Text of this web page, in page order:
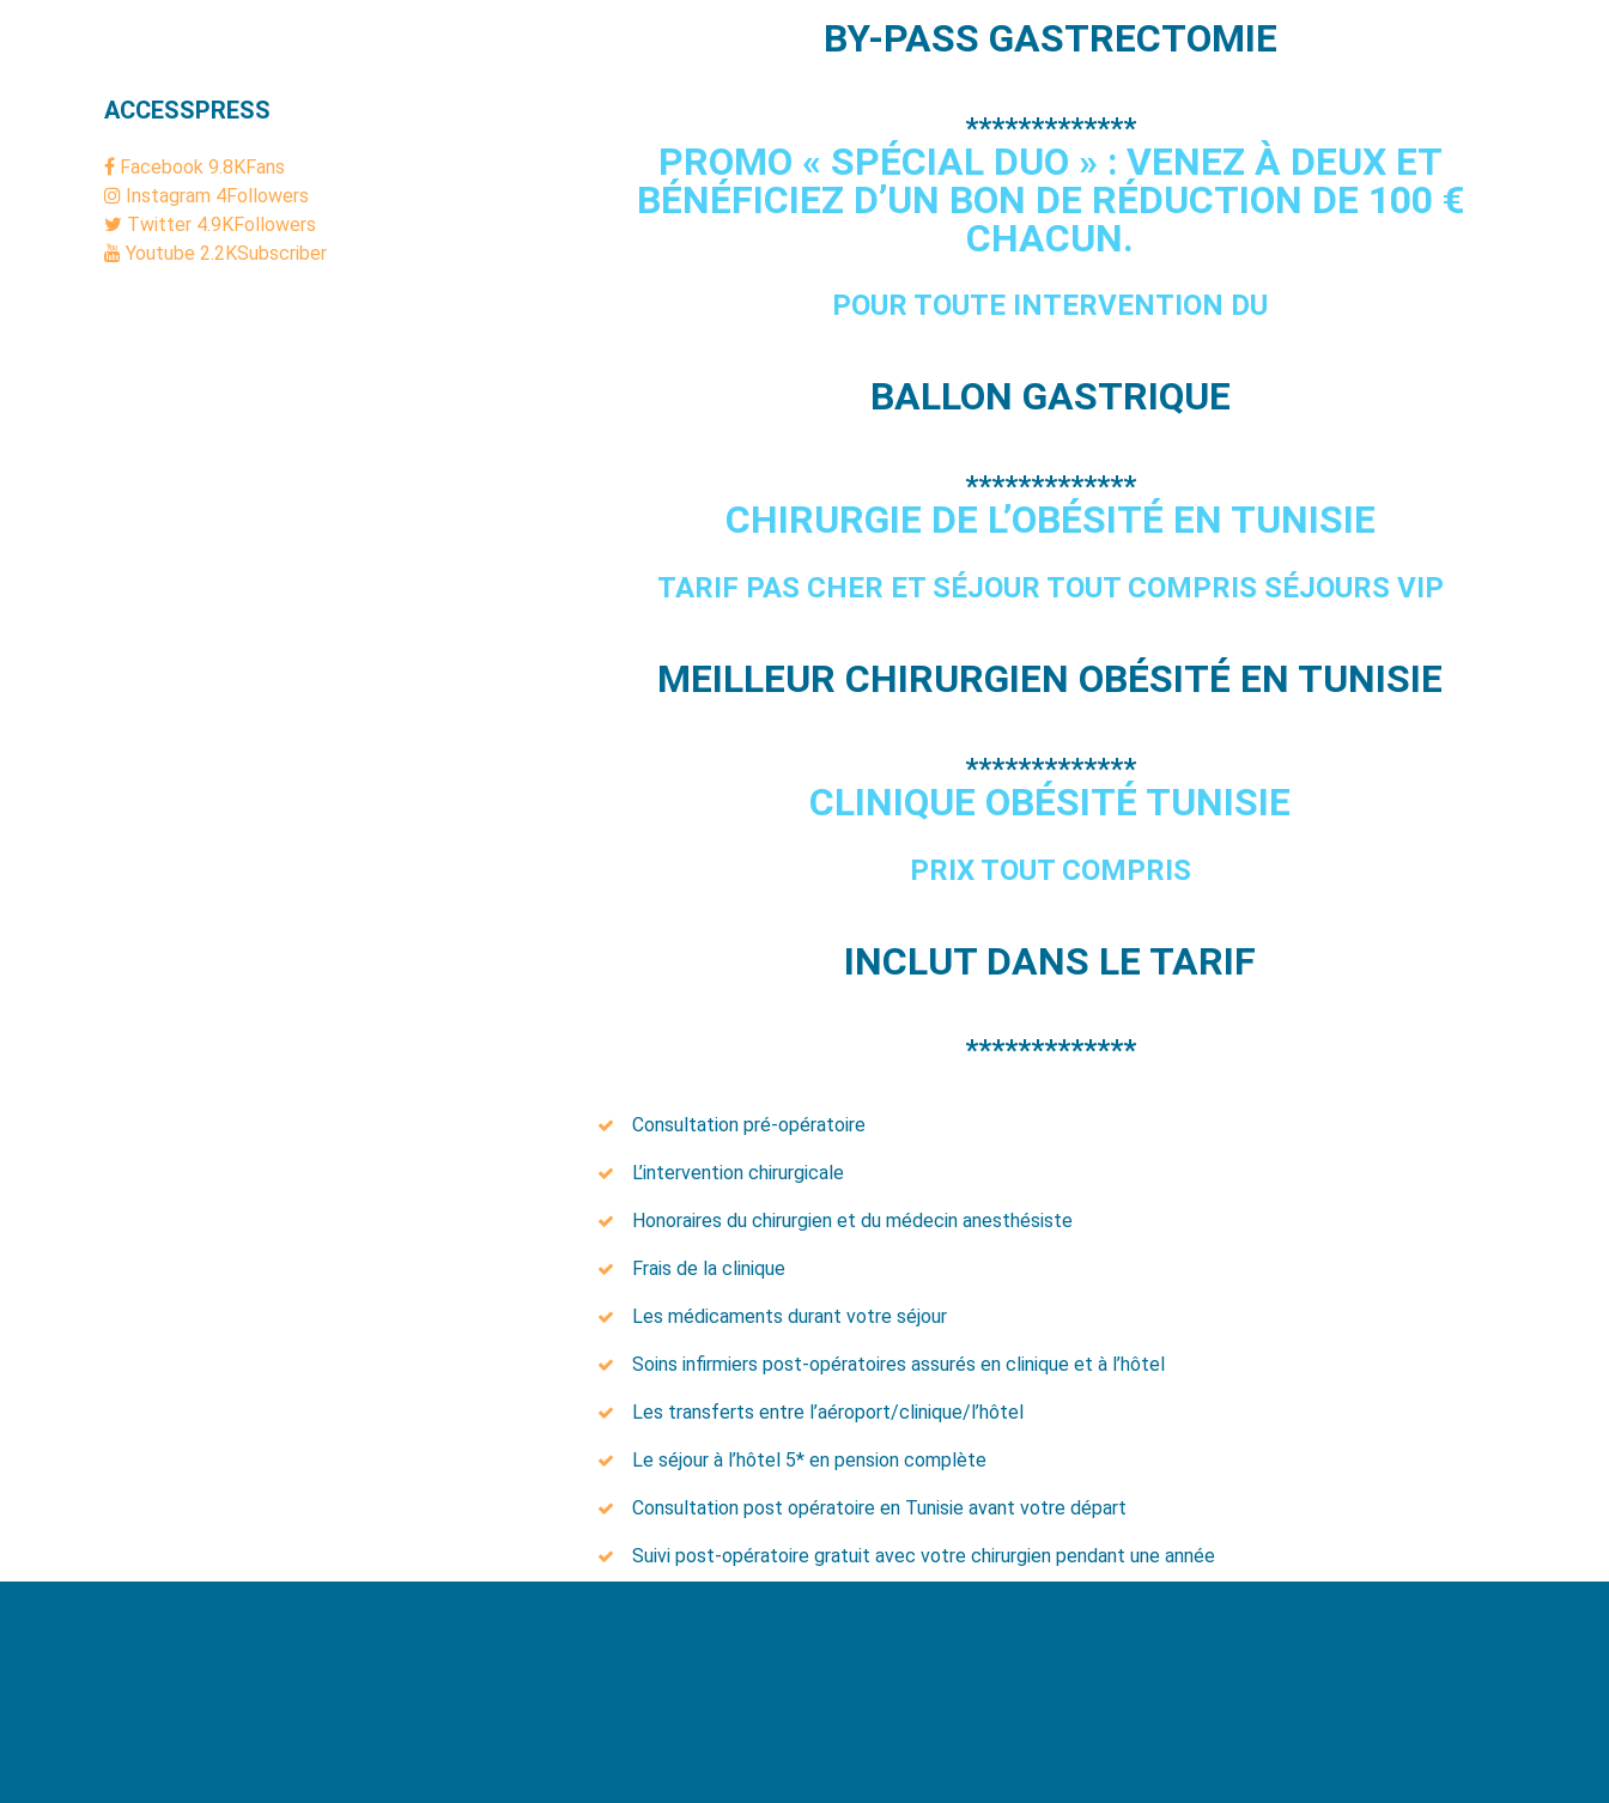
BY-PASS GASTRECTOMIE
*************
PROMO « SPÉCIAL DUO » : VENEZ À DEUX ET
BÉNÉFICIEZ D’UN BON DE RÉDUCTION DE 100 €
CHACUN.
POUR TOUTE INTERVENTION DU
BALLON GASTRIQUE
*************
CHIRURGIE DE L’OBÉSITÉ EN TUNISIE
TARIF PAS CHER ET SÉJOUR TOUT COMPRIS SÉJOURS VIP
MEILLEUR CHIRURGIEN OBÉSITÉ EN TUNISIE
*************
CLINIQUE OBÉSITÉ TUNISIE
PRIX TOUT COMPRIS
INCLUT DANS LE TARIF
*************
Consultation pré-opératoire
L’intervention chirurgicale
Honoraires du chirurgien et du médecin anesthésiste
Frais de la clinique
Les médicaments durant votre séjour
Soins infirmiers post-opératoires assurés en clinique et à l’hôtel
Les transferts entre l’aéroport/clinique/l’hôtel
Le séjour à l’hôtel 5* en pension complète
Consultation post opératoire en Tunisie avant votre départ
Suivi post-opératoire gratuit avec votre chirurgien pendant une année
ACCESSPRESS
Facebook 9.8KFans
Instagram 4Followers
Twitter 4.9KFollowers
Youtube 2.2KSubscriber